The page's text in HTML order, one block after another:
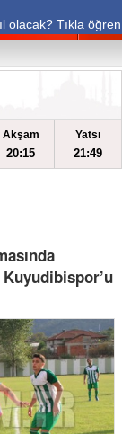
olacak? Tıkla öğren
Akşam
20:15
Yatsı
21:49